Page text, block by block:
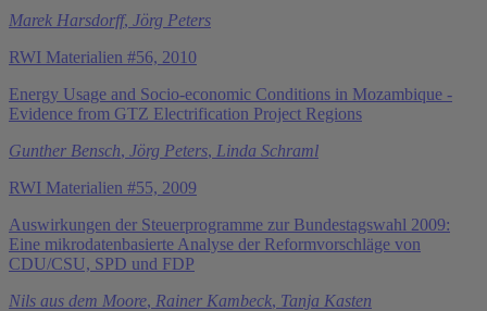
Marek Harsdorff, Jörg Peters
RWI Materialien #56, 2010
Energy Usage and Socio-economic Conditions in Mozambique -
Evidence from GTZ Electrification Project Regions
Gunther Bensch, Jörg Peters, Linda Schraml
RWI Materialien #55, 2009
Auswirkungen der Steuerprogramme zur Bundestagswahl 2009:
Eine mikrodatenbasierte Analyse der Reformvorschläge von
CDU/CSU, SPD und FDP
Nils aus dem Moore, Rainer Kambeck, Tanja Kasten